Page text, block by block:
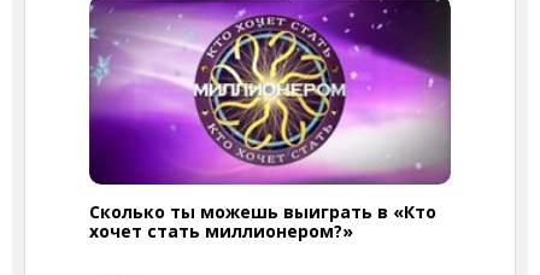
Сколько ты можешь выиграть в «Кто
хочет стать миллионером?»